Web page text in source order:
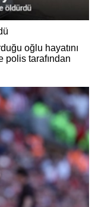
oğlu hayatını
polis tarafından